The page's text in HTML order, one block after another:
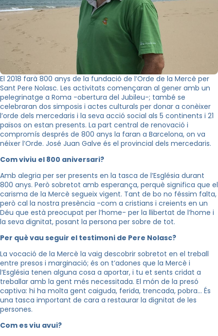
El 2018 farà 800 anys de la fundació de l’Orde de la Mercè per
Sant Pere Nolasc. Les activitats començaran al gener amb un
pelegrinatge a Roma -obertura del Jubileu-; també se
celebraran dos simposis i actes culturals per donar a conèixer
l’orde dels mercedaris i la seva acció social als 5 continents i 21
països on estan presents. La part central de renovació i
compromís després de 800 anys la faran a Barcelona, on va
néixer l’Orde. José Juan Galve és el provincial dels mercedaris.
Com viviu el 800 aniversari?
Amb alegria per ser presents en la tasca de l’Església durant
800 anys. Però sobretot amb esperança, perquè significa que el
carisma de la Mercè segueix vigent. Tant de bo no féssim falta,
però cal la nostra presència -com a cristians i creients en un
Déu que està preocupat per l’home- per la llibertat de l’home i
la seva dignitat, posant la persona per sobre de tot.
Per què vau seguir el testimoni de Pere Nolasc?
La vocació de la Mercè la vaig descobrir sobretot en el treball
entre presos i marginació; és on t’adones que la Mercè i
l’Església tenen alguna cosa a aportar, i tu et sents cridat a
treballar amb la gent més necessitada. El món de la presó
captiva: hi ha molta gent caiguda, ferida, trencada, pobra… És
una tasca important de cara a restaurar la dignitat de les
persones.
Com es viu avui?